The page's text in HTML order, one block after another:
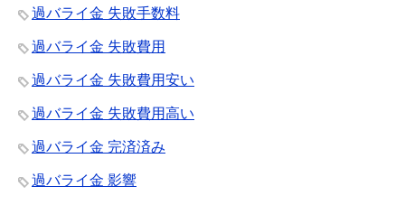
過バライ金 失敗手数料
過バライ金 失敗費用
過バライ金 失敗費用安い
過バライ金 失敗費用高い
過バライ金 完済済み
過バライ金 影響